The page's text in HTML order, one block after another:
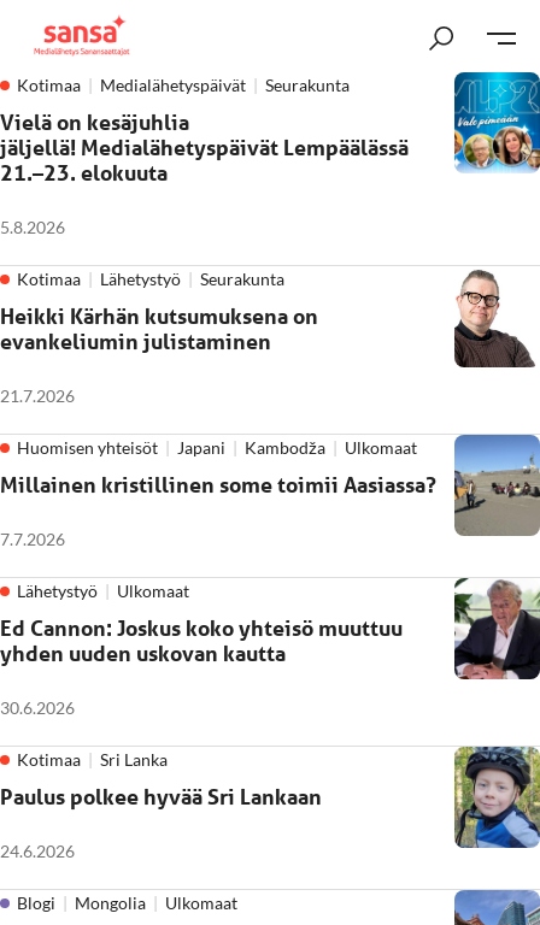
Kotimaa Medialähetyspäivät Seurakunta
Vielä on kesäjuhlia
jäljellä! Medialähetyspäivät Lempäälässä
21.–23. elokuuta
5.8.2026
Kotimaa Lähetystyö Seurakunta
Heikki Kärhän kutsumuksena on
evankeliumin julistaminen
21.7.2026
Huomisen yhteisöt Japani Kambodža Ulkomaat
Millainen kristillinen some toimii Aasiassa?
7.7.2026
Lähetystyö Ulkomaat
Ed Cannon: Joskus koko yhteisö muuttuu
yhden uuden uskovan kautta
30.6.2026
Kotimaa Sri Lanka
Paulus polkee hyvää Sri Lankaan
24.6.2026
Blogi Mongolia Ulkomaat